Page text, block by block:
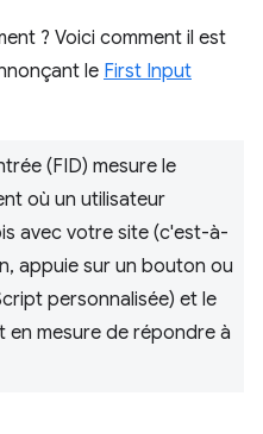
? Voici comment il est
le First Input
(FID) mesure le
où un utilisateur
avec votre site (c'est-à-
appuie sur un bouton ou
personnalisée) et le
en mesure de répondre à